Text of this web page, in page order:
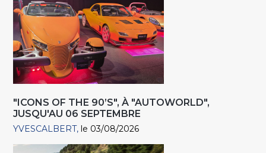
"ICONS OF THE 90’S", À "AUTOWORLD",
JUSQU'AU 06 SEPTEMBRE
YVESCALBERT le 03/08/2026